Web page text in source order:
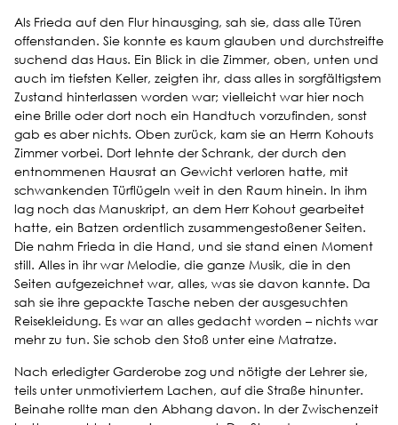
Als Frieda auf den Flur hinausging, sah sie, dass alle Türen
offenstanden. Sie konnte es kaum glauben und durchstreifte
suchend das Haus. Ein Blick in die Zimmer, oben, unten und
auch im tiefsten Keller, zeigten ihr, dass alles in sorgfältigstem
Zustand hinterlassen worden war; vielleicht war hier noch
eine Brille oder dort noch ein Handtuch vorzufinden, sonst
gab es aber nichts. Oben zurück, kam sie an Herrn Kohouts
Zimmer vorbei. Dort lehnte der Schrank, der durch den
entnommenen Hausrat an Gewicht verloren hatte, mit
schwankenden Türflügeln weit in den Raum hinein. In ihm
lag noch das Manuskript, an dem Herr Kohout gearbeitet
hatte, ein Batzen ordentlich zusammengestoßener Seiten.
Die nahm Frieda in die Hand, und sie stand einen Moment
still. Alles in ihr war Melodie, die ganze Musik, die in den
Seiten aufgezeichnet war, alles, was sie davon kannte. Da
sah sie ihre gepackte Tasche neben der ausgesuchten
Reisekleidung. Es war an alles gedacht worden – nichts war
mehr zu tun. Sie schob den Stoß unter eine Matratze.
Nach erledigter Garderobe zog und nötigte der Lehrer sie,
teils unter unmotiviertem Lachen, auf die Straße hinunter.
Beinahe rollte man den Abhang davon. In der Zwischenzeit